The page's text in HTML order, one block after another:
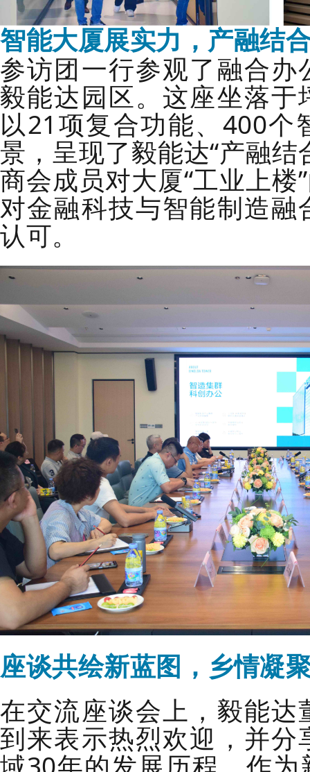
智能大厦展实力，产融结
参访团一行参观了融合
毅能达园区。这座坐落
以21项复合功能、400个
景，呈现了毅能达“产融
商会成员对大厦“工业上
对金融科技与智能制造
认可。
座谈共绘新蓝图，乡情凝
在交流座谈会上，毅能
到来表示热烈欢迎，并